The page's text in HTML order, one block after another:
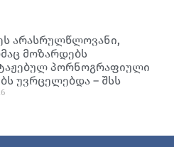
არასრულწლოვანი,
მოზარდებს
პორნოგრაფიული
უვრცელებდა – შსს